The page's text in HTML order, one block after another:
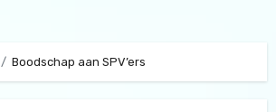
Boodschap aan SPV’ers